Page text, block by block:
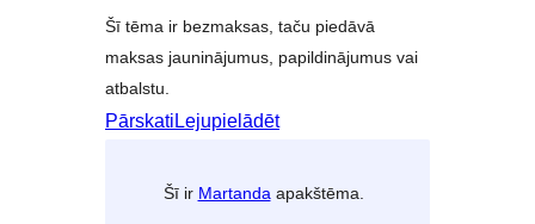
Šī tēma ir bezmaksas, taču piedāvā
maksas jauninājumus, papildinājumus vai
atbalstu.
Pārskati Lejupielādēt
Šī ir Martanda apakštēma.